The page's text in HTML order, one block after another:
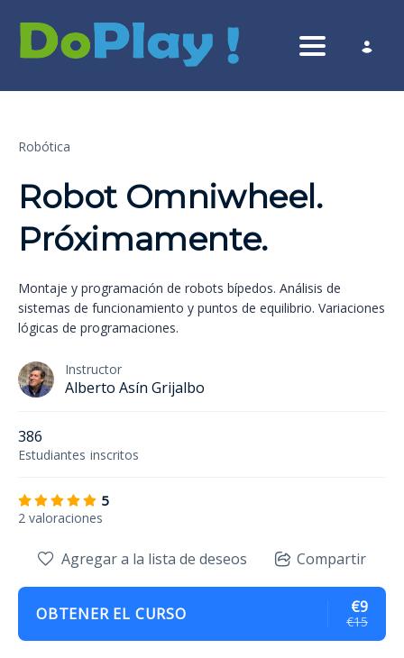
Toggle
Robótica
Robot Omniwheel.
Próximamente.
Montaje y programación de robots bípedos. Análisis de
sistemas de funcionamiento y puntos de equilibrio. Variaciones
lógicas de programaciones.
Instructor
Alberto Asín Grijalbo
386
Estudiantes inscritos
5
2 valoraciones
Agregar a la lista de deseos Compartir
OBTENER EL CURSO €9
€15